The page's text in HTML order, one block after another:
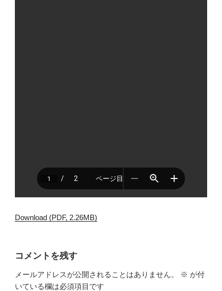
Download (PDF, 2.26MB)
コメントを残す
メールアドレスが公開されることはありません。 ※ が付
いている欄は必須項目です